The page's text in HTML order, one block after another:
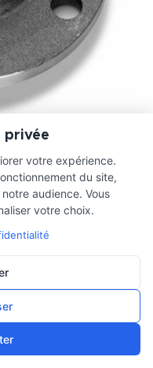
219.1
privée
votre expérience.
du site,
audience. Vous
votre choix.